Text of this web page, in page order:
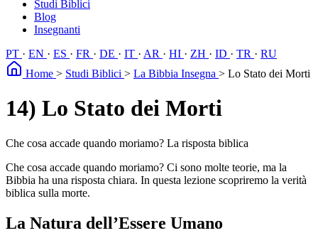
Studi Biblici
Blog
Insegnanti
PT · EN · ES · FR · DE · IT · AR · HI · ZH · ID · TR · RU
Home > Studi Biblici > La Bibbia Insegna > Lo Stato dei Morti
14) Lo Stato dei Morti
Che cosa accade quando moriamo? La risposta biblica
Che cosa accade quando moriamo? Ci sono molte teorie, ma la
Bibbia ha una risposta chiara. In questa lezione scopriremo la verità
biblica sulla morte.
La Natura dell’Essere Umano